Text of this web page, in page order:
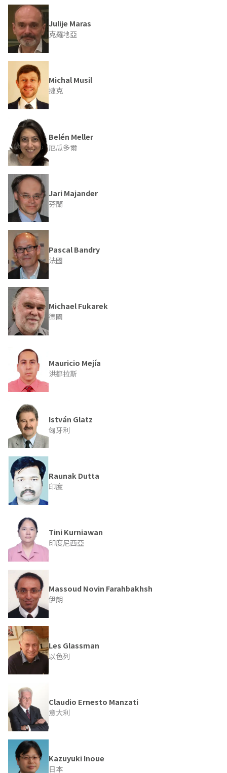
Julije Maras
克羅地亞
Michal Musil
捷克
Belén Meller
厄瓜多爾
Jari Majander
芬蘭
Pascal Bandry
法國
Michael Fukarek
德國
Mauricio Mejía
洪都拉斯
István Glatz
匈牙利
Raunak Dutta
印度
Tini Kurniawan
印度尼西亞
Massoud Novin Farahbakhsh
伊朗
Les Glassman
以色列
Claudio Ernesto Manzati
意大利
Kazuyuki Inoue
日本